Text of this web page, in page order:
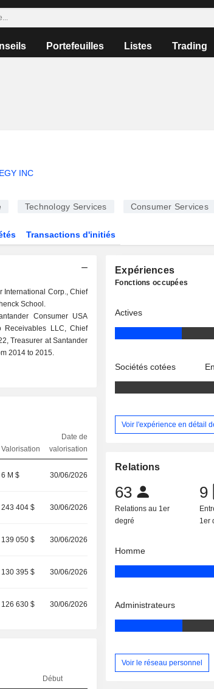
Portefeuilles Listes Trading
INC
Technology Services Consumer Services
Transactions d'initiés
International Corp., Chief
School.
Consumer USA
Receivables LLC, Chief
Treasurer at Santander
2014 to 2015.
Valorisation
Date de
valorisation
6 M $ 30/06/2026
243 404 $ 30/06/2026
139 050 $ 30/06/2026
130 395 $ 30/06/2026
126 630 $ 30/06/2026
Début
Expériences
Fonctions occupées
Actives
Sociétés cotées
Voir l'expérience en détail
Relations
63
Relations au 1er
degré
9
1er
Homme
Administrateurs
Voir le réseau personnel